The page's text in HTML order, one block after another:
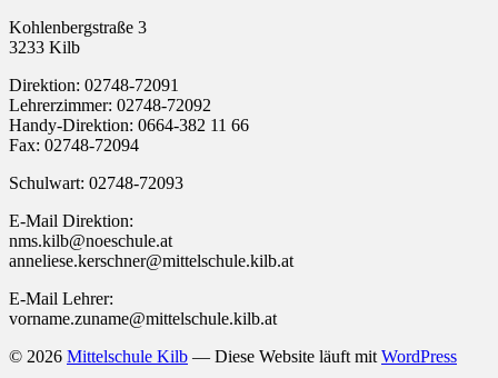
Kohlenbergstraße 3
3233 Kilb
Direktion: 02748-72091
Lehrerzimmer: 02748-72092
Handy-Direktion: 0664-382 11 66
Fax: 02748-72094
Schulwart: 02748-72093
E-Mail Direktion:
nms.kilb@noeschule.at
anneliese.kerschner@mittelschule.kilb.at
E-Mail Lehrer:
vorname.zuname@mittelschule.kilb.at
© 2026 Mittelschule Kilb — Diese Website läuft mit WordPress